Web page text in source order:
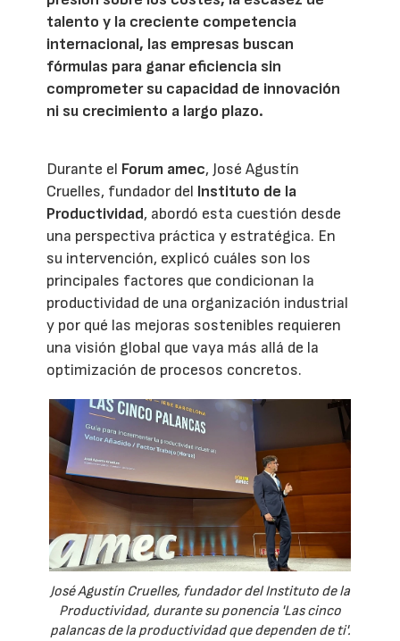
talento y la creciente competencia
internacional, las empresas buscan
fórmulas para ganar eficiencia sin
comprometer su capacidad de innovación
ni su crecimiento a largo plazo.
Durante el Forum amec, José Agustín
Cruelles, fundador del Instituto de la
Productividad, abordó esta cuestión desde
una perspectiva práctica y estratégica. En
su intervención, explicó cuáles son los
principales factores que condicionan la
productividad de una organización industrial
y por qué las mejoras sostenibles requieren
una visión global que vaya más allá de la
optimización de procesos concretos.
José Agustín Cruelles, fundador del Instituto de la
Productividad, durante su ponencia 'Las cinco
palancas de la productividad que dependen de ti'.